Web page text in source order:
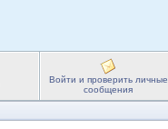
Войти и проверить личные
сообщения